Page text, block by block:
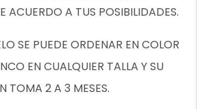
ACUERDO A TUS POSIBILIDADES.
SE PUEDE ORDENAR EN COLOR
EN CUALQUIER TALLA Y SU
TOMA 2 A 3 MESES.